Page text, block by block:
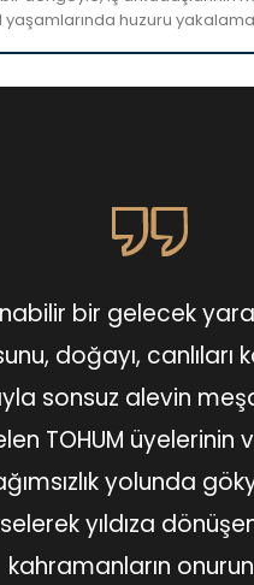
yaşamlarında huzuru
bir gelecek
doğayı, canlıları
sonsuz alevin
TOHUM üyelerinin
yolunda
yıldıza
kahramanların